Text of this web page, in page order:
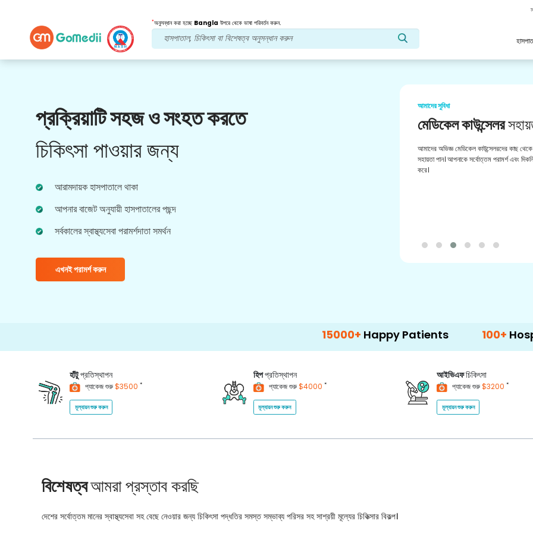
*অনুসন্ধান করা হচ্ছে Bangla উপরে থেকে ভাষা পরিবর্তন করুন.
প্রক্রিয়াটি সহজ ও সংহত করতে
চিকিৎসা পাওয়ার জন্য
আরামদায়ক হাসপাতালে থাকা
আপনার বাজেট অনুযায়ী হাসপাতালের পছন্দ
সর্বকালের স্বাস্থ্যসেবা পরামর্শদাতা সমর্থন
এখনই পরামর্শ করুন
আমাদের সুবিধা
পোস্ট চিকিত্সাঅনুসরণ যত্ন
আপনার সমস্যার সমাধান করার জন্য আমাদের দলের সাথে 24x7
চিকিৎসা এবং রোগীর সহায়তা পান। আপনার চিকিৎসার
আমাদের সুবিধা
মেডিকেল কাউন্সেলর
আমাদের অভিজ্ঞ মেডিকেল কাউন্সেলরদের কাছ থেকে
সহায়তা পান। আপনাকে সর্বোত্তম পরামর্শ এবং
করে।
Happy Patients 100+ Hospitals &
হাঁটুপ্রতিস্থাপন
প্যাকেজ শুরু$3500 *
মূল্যায়ন শুরু করুন
হিপপ্রতিস্থাপন
প্যাকেজ শুরু$4000 *
মূল্যায়ন শুরু করুন
আইভিএফচিকিৎসা
প্যাকেজ শুরু$3200 *
মূল্যায়ন শুরু করুন
বিশেষত্বআমরা প্রস্তাব করছি
দেশের সর্বোত্তম মানের স্বাস্থ্যসেবা সহ বেছে নেওয়ার জন্য চিকিৎসা পদ্ধতির সমস্ত সম্ভাব্য পরিসর সহ সাশ্রয়ী মূল্যের চিকিত্সার বিকল্প।